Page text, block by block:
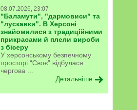
08.07.2026, 23:07
"Баламути", "дармовиси" та
"лускавки". В Херсоні
знайомилися з традиційними
прикрасами й плели вироби
з бісеру
У херсонському безпечному
просторі “Своє” відбулася
чергова ...
Детальніше